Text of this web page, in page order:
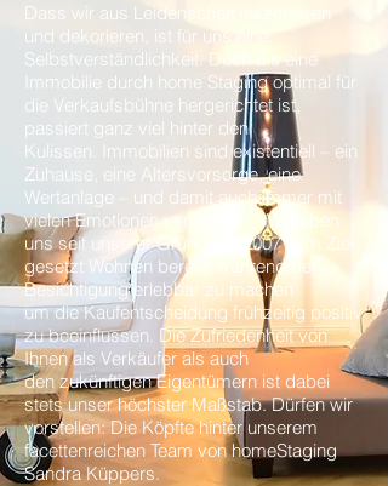
Dass wir aus Leidenschaft inszenieren
und dekorieren, ist für uns eine
Selbstverständlichkeit. Doch bis eine
Immobilie durch home Staging optimal für
die Verkaufsbühne hergerichtet ist,
passiert ganz viel hinter den
Kulissen. Immobilien sind existentiell – ein
Zuhause, eine Altersvorsorge, eine
Wertanlage – und damit auch immer mit
vielen Emotionen verbunden. Wir haben
uns seit unserer Gründung 2007 zum Ziel
gesetzt Wohnen bereits während der
Besichtigung erlebbar zu machen
um die Kaufentscheidung frühzeitig positiv
zu beeinflussen. Die Zufriedenheit von
Ihnen als Verkäufer als auch
den zukünftigen Eigentümern ist dabei
stets unser höchster Maßstab. Dürfen wir
vorstellen: Die Köpfte hinter unserem
facettenreichen Team von homeStaging
Sandra Küppers.